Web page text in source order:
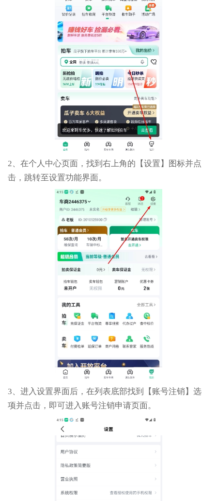
2、在个人中心页面，找到右上角的【设置】图标并点
击，跳转至设置功能界面。
3、进入设置界面后，在列表底部找到【账号注销】选
项并点击，即可进入账号注销申请页面。